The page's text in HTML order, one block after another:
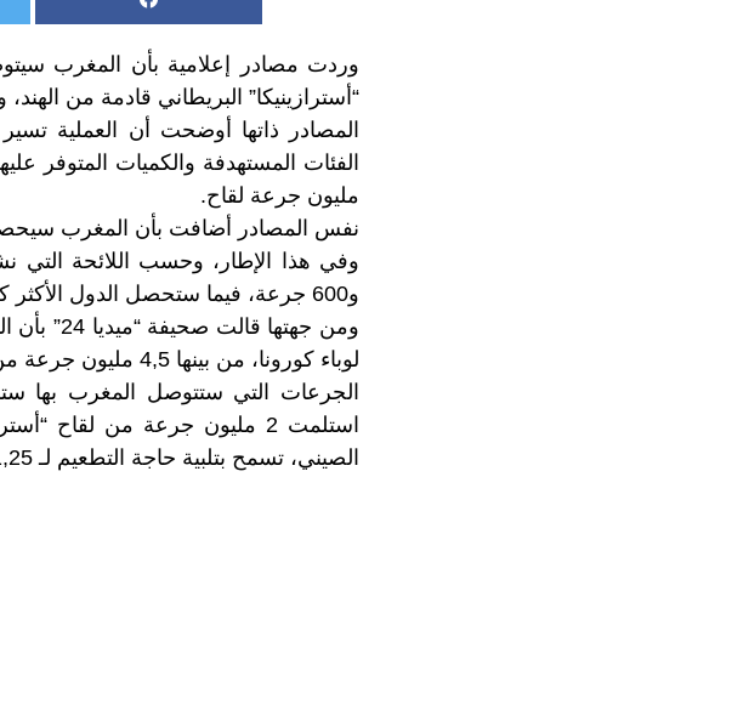
وردت مصادر إعلامية بأن المغرب
“أسترازينيكا” البريطاني قادمة من
المصادر ذاتها أوضحت أن العملية
مليون جرعة لقاح.
نفس المصادر أضافت بأن المغرب
و600 جرعة، فيما ستحصل الدول الأكثر كثافة سكانية على عدد أكبر من الجرعات.
لوباء كورونا، من بينها 4,5 مليون جرعة من لقاح “أسترازينيكا” و700 ألف من لقاح “سينوفارم”.
الصيني، تسمح بتلبية حاجة التطعيم لـ 1,25 مليون من سكان المملكة.